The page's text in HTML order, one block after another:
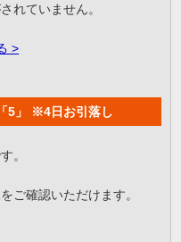
れていません。
>
5」 ※4日お引落し
。
ご確認いただけます。